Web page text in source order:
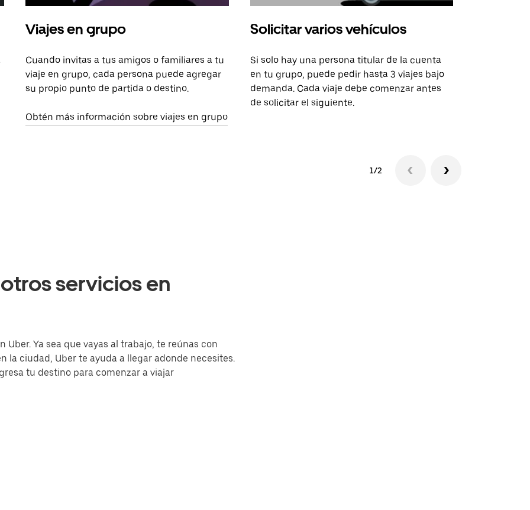
Viajes en grupo
Cuando invitas a tus amigos o familiares a tu
viaje en grupo, cada persona puede agregar
su propio punto de partida o destino.
Obtén más información sobre viajes en grupo
Solicitar varios vehículos
Si solo hay una persona titular de la cuenta
en tu grupo, puede pedir hasta 3 viajes bajo
demanda. Cada viaje debe comenzar antes
de solicitar el siguiente.
1/2
servicios en
Ya sea que vayas al trabajo, te reúnas con
la ciudad, Uber te ayuda a llegar adonde necesites.
tu destino para comenzar a viajar